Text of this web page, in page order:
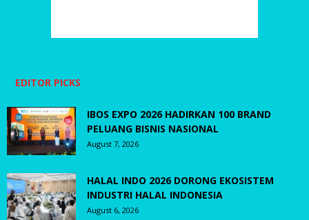
EDITOR PICKS
IBOS EXPO 2026 HADIRKAN 100 BRAND
PELUANG BISNIS NASIONAL
August 7, 2026
HALAL INDO 2026 DORONG EKOSISTEM
INDUSTRI HALAL INDONESIA
August 6, 2026